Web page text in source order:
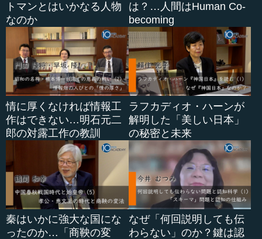
トマンとはいかなる人物
なのか
は？…人間はHuman Co-
becoming
情に厚くなければ情報工
作はできない…明石元二
郎の対露工作の教訓
ラフカディオ・ハーンが
解明した「美しい日本」
の秘密と未来
秦はいかに強大な国にな
ったのか…「商鞅の変
なぜ「何回説明しても伝
わらない」のか？鍵は認